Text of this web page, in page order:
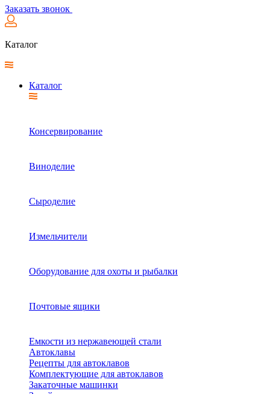
Заказать звонок
Каталог
Каталог
Консервирование
Виноделие
Сыроделие
Измельчители
Оборудование для охоты и рыбалки
Почтовые ящики
Емкости из нержавеющей стали
Автоклавы
Рецепты для автоклавов
Комплектующие для автоклавов
Закаточные машинки